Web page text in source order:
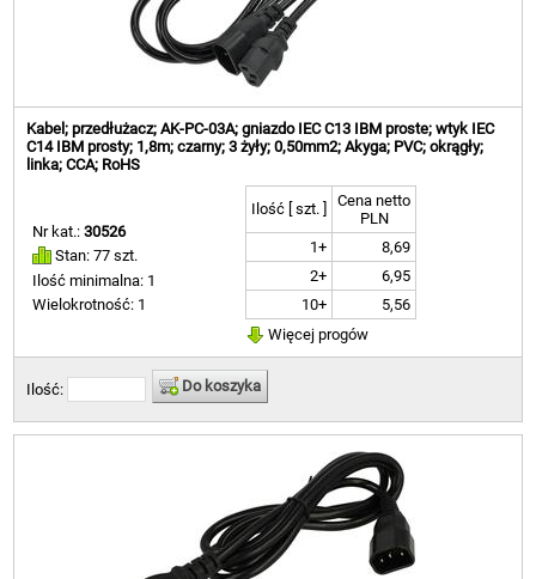
Kabel; przedłużacz; AK-PC-03A; gniazdo IEC C13 IBM proste; wtyk IEC
C14 IBM prosty; 1,8m; czarny; 3 żyły; 0,50mm2; Akyga; PVC; okrągły;
linka; CCA; RoHS
Nr kat.:30526
Stan: 77 szt.
Ilość minimalna: 1
Wielokrotność: 1
Ilość [ szt. ]
Cena netto
PLN
1+
8,69
2+
6,95
10+
5,56
Więcej progów
Ilość: Do koszyka